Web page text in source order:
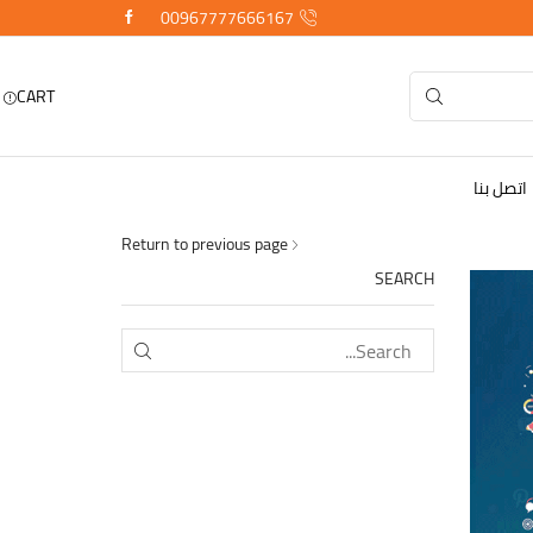
00967777666167
CART
اتصل بنا
Return to previous page
SEARCH
SEARCH